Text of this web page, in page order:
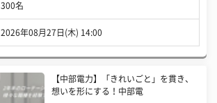
300名
2026年08月27日(木) 14:00
【中部電力】「きれいごと」を貫き、
想いを形にする！中部電